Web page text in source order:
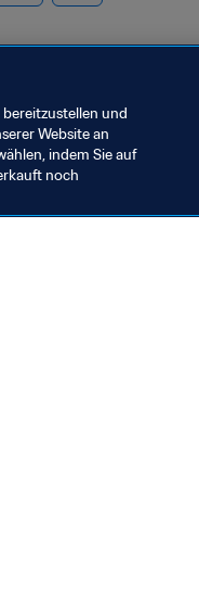
und
Website an
indem Sie auf
noch